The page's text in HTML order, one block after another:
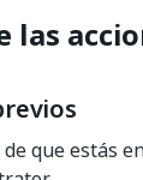
las
que estás